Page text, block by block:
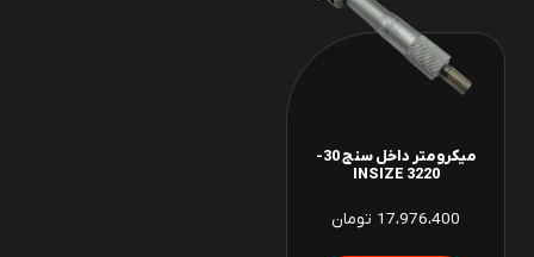
میکرومتر داخل سنج 30-
3220 INSIZE
17،976،400 تومان